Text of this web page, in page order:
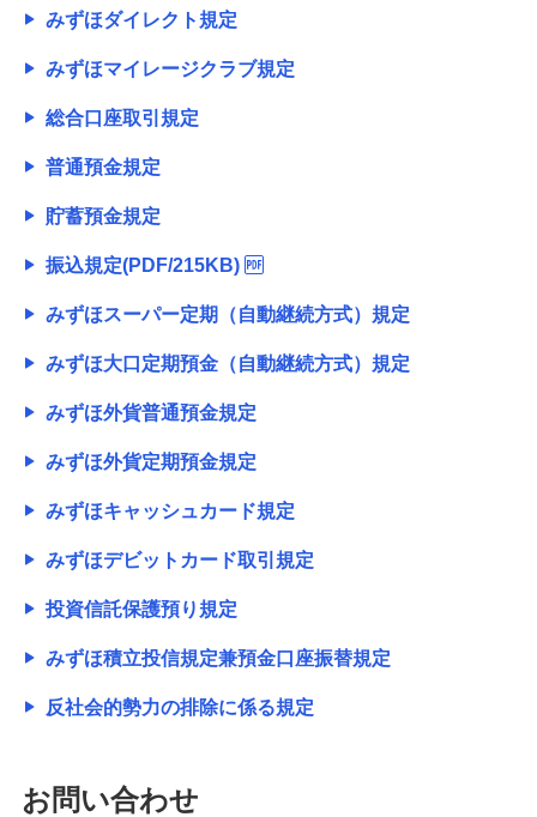
みずほダイレクト規定
みずほマイレージクラブ規定
総合口座取引規定
普通預金規定
貯蓄預金規定
振込規定(PDF/215KB)
みずほスーパー定期（自動継続方式）規定
みずほ大口定期預金（自動継続方式）規定
みずほ外貨普通預金規定
みずほ外貨定期預金規定
みずほキャッシュカード規定
みずほデビットカード取引規定
投資信託保護預り規定
みずほ積立投信規定兼預金口座振替規定
反社会的勢力の排除に係る規定
お問い合わせ